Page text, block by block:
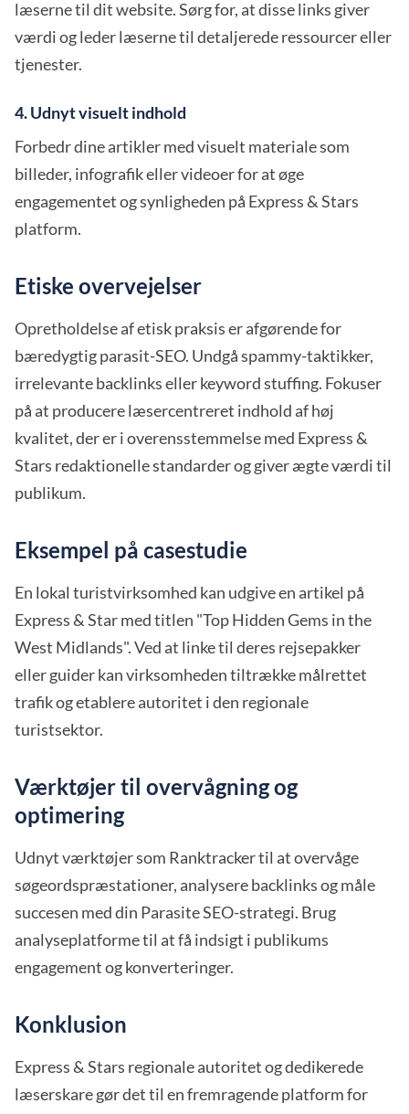
læserne til dit website. Sørg for, at disse links giver
værdi og leder læserne til detaljerede ressourcer eller
tjenester.
4. Udnyt visuelt indhold
Forbedr dine artikler med visuelt materiale som
billeder, infografik eller videoer for at øge
engagementet og synligheden på Express & Stars
platform.
Etiske overvejelser
Opretholdelse af etisk praksis er afgørende for
bæredygtig parasit-SEO. Undgå spammy-taktikker,
irrelevante backlinks eller keyword stuffing. Fokuser
på at producere læsercentreret indhold af høj
kvalitet, der er i overensstemmelse med Express &
Stars redaktionelle standarder og giver ægte værdi til
publikum.
Eksempel på casestudie
En lokal turistvirksomhed kan udgive en artikel på
Express & Star med titlen "Top Hidden Gems in the
West Midlands". Ved at linke til deres rejsepakker
eller guider kan virksomheden tiltrække målrettet
trafik og etablere autoritet i den regionale
turistsektor.
Værktøjer til overvågning og
optimering
Udnyt værktøjer som Ranktracker til at overvåge
søgeordspræstationer, analysere backlinks og måle
succesen med din Parasite SEO-strategi. Brug
analyseplatforme til at få indsigt i publikums
engagement og konverteringer.
Konklusion
Express & Stars regionale autoritet og dedikerede
læserskare gør det til en fremragende platform for